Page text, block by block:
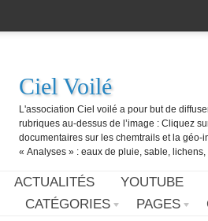
Ciel Voilé
L'association Ciel voilé a pour but de
rubriques au-dessus de l’image : Cliquez
documentaires sur les chemtrails et la
« Analyses » : eaux de pluie, sable,
ACTUALITÉS YOUTUBE
CATÉGORIES PAGES